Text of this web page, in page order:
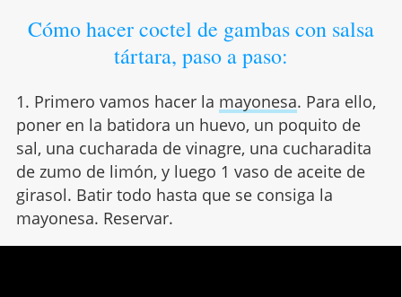
Cómo hacer coctel de gambas con salsa
tártara, paso a paso:
1. Primero vamos hacer la mayonesa. Para ello,
poner en la batidora un huevo, un poquito de
sal, una cucharada de vinagre, una cucharadita
de zumo de limón, y luego 1 vaso de aceite de
girasol. Batir todo hasta que se consiga la
mayonesa. Reservar.